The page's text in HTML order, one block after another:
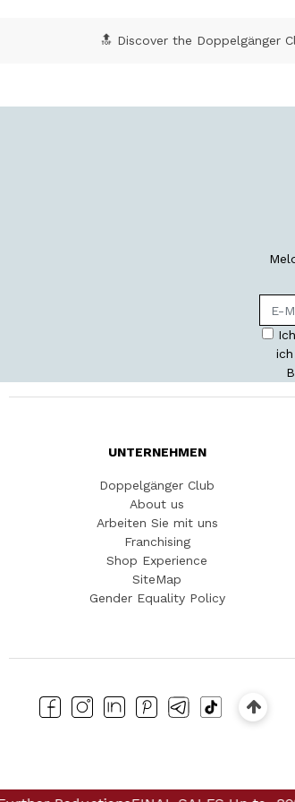
🔝 Discover the Doppelgänger
UNTERNEHMEN
Doppelgänger Club
About us
Arbeiten Sie mit uns
Franchising
Shop Experience
SiteMap
Gender Equality Policy